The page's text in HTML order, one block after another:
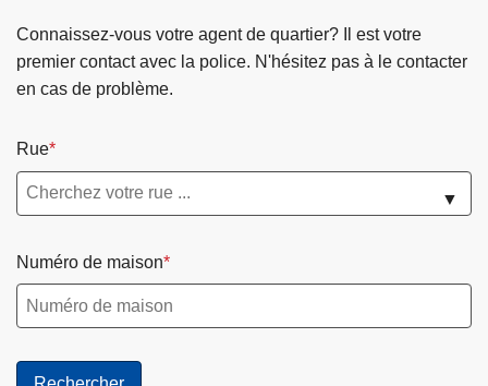
Connaissez-vous votre agent de quartier? Il est votre
premier contact avec la police. N'hésitez pas à le contacter
en cas de problème.
Rue
▼
Numéro de maison